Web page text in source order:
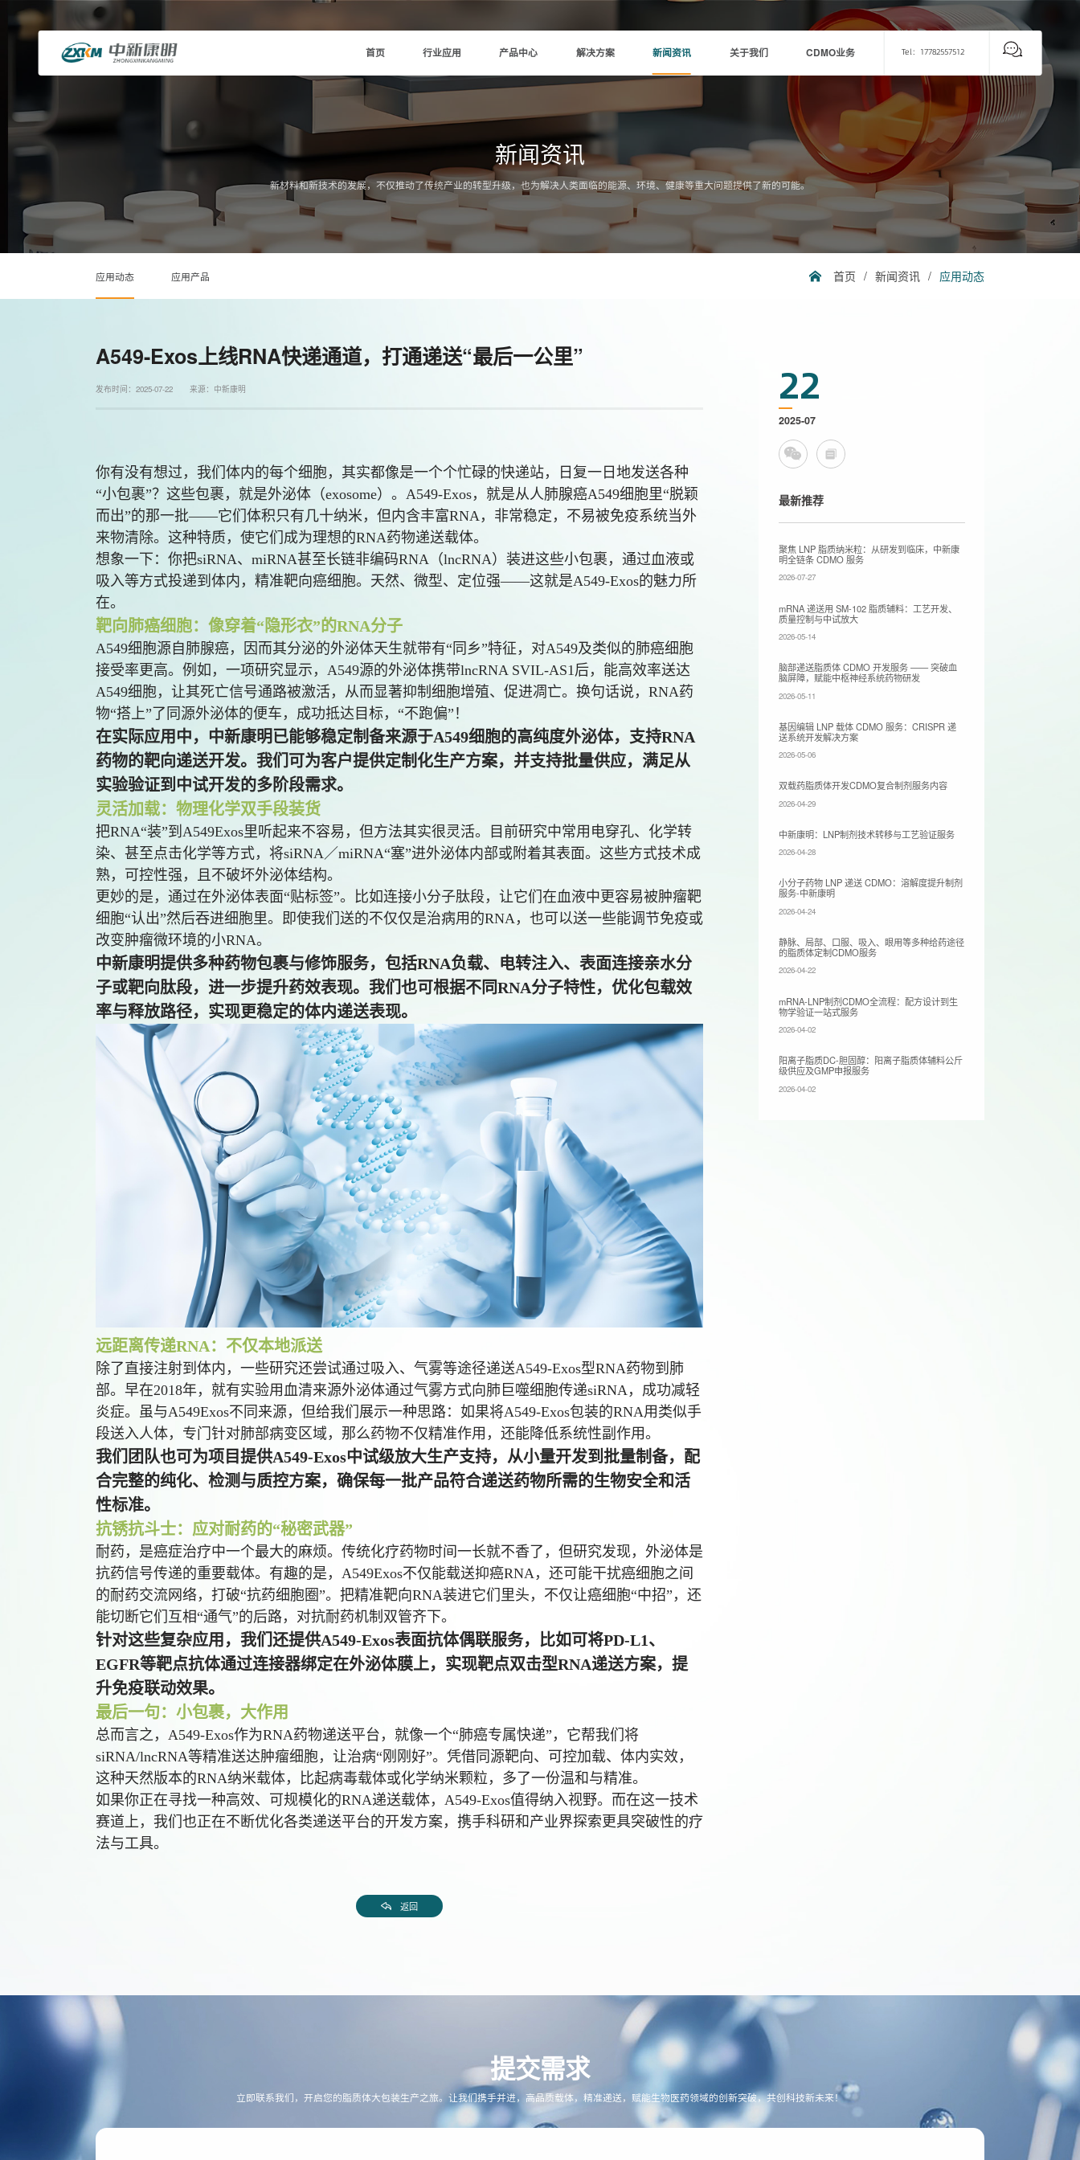
首页 行业应用 产品中心 解决方案 新闻资讯 关于我们 CDMO业务 Tel：17782557512
新闻资讯
新材料和新技术的发展，不仅推动了传统产业的转型升级，也为解决人类面临的能源、环境、健康等重大问题提供了新的可能。
应用动态 应用产品 首页 / 新闻资讯 / 应用动态
A549-Exos上线RNA快递通道，打通递送“最后一公里”
发布时间：2025-07-22 来源：中新康明
你有没有想过，我们体内的每个细胞，其实都像是一个个忙碌的快递站，日复一日地发送各种
“小包裹”？这些包裹，就是外泌体（exosome）。A549-Exos，就是从人肺腺癌A549细胞里“脱颖
而出”的那一批——它们体积只有几十纳米，但内含丰富RNA，非常稳定，不易被免疫系统当外
来物清除。这种特质，使它们成为理想的RNA药物递送载体。
想象一下：你把siRNA、miRNA甚至长链非编码RNA（lncRNA）装进这些小包裹，通过血液或
吸入等方式投递到体内，精准靶向癌细胞。天然、微型、定位强——这就是A549-Exos的魅力所
在。
靶向肺癌细胞：像穿着“隐形衣”的RNA分子
A549细胞源自肺腺癌，因而其分泌的外泌体天生就带有“同乡”特征，对A549及类似的肺癌细胞
接受率更高。例如，一项研究显示，A549源的外泌体携带lncRNA SVIL-AS1后，能高效率送达
A549细胞，让其死亡信号通路被激活，从而显著抑制细胞增殖、促进凋亡。换句话说，RNA药
物“搭上”了同源外泌体的便车，成功抵达目标，“不跑偏”！
在实际应用中， 中新康明已能够稳定制备来源于A549细胞的高纯度外泌体，支持RNA
药物的靶向递送开发。我们可为客户提供定制化生产方案，并支持批量供应，满足从
实验验证到中试开发的多阶段需求。
灵活加载：物理化学双手段装货
把RNA“装”到A549Exos里听起来不容易，但方法其实很灵活。目前研究中常用电穿孔、化学转
染、甚至点击化学等方式，将siRNA／miRNA“塞”进外泌体内部或附着其表面。这些方式技术成
熟，可控性强，且不破坏外泌体结构。
更妙的是，通过在外泌体表面“贴标签”。比如连接小分子肽段，让它们在血液中更容易被肿瘤靶
细胞“认出”然后吞进细胞里。即使我们送的不仅仅是治病用的RNA，也可以送一些能调节免疫或
改变肿瘤微环境的小RNA。
中新康明提供多种药物包裹与修饰服务，包括RNA负载、电转注入、表面连接亲水分
子或靶向肽段，进一步提升药效表现。我们也可根据不同RNA分子特性，优化包载效
率与释放路径，实现更稳定的体内递送表现。
远距离传递RNA：不仅本地派送
除了直接注射到体内，一些研究还尝试通过吸入、气雾等途径递送A549-Exos型RNA药物到肺
部。早在2018年，就有实验用血清来源外泌体通过气雾方式向肺巨噬细胞传递siRNA，成功减轻
炎症。虽与A549Exos不同来源，但给我们展示一种思路：如果将A549-Exos包装的RNA用类似手
段送入人体，专门针对肺部病变区域，那么药物不仅精准作用，还能降低系统性副作用。
我们团队也可为项目提供A549-Exos中试级放大生产支持，从小量开发到批量制备，配
合完整的纯化、检测与质控方案，确保每一批产品符合递送药物所需的生物安全和活
性标准。
抗锈抗斗士：应对耐药的“秘密武器”
耐药，是癌症治疗中一个最大的麻烦。传统化疗药物时间一长就不香了，但研究发现，外泌体是
抗药信号传递的重要载体。有趣的是，A549Exos不仅能载送抑癌RNA，还可能干扰癌细胞之间
的耐药交流网络，打破“抗药细胞圈”。把精准靶向RNA装进它们里头，不仅让癌细胞“中招”，还
能切断它们互相“通气”的后路，对抗耐药机制双管齐下。
针对这些复杂应用，我们还提供A549-Exos表面抗体偶联服务，比如可将PD-L1、
EGFR等靶点抗体通过连接器绑定在外泌体膜上，实现靶点双击型RNA递送方案，提
升免疫联动效果。
最后一句：小包裹，大作用
总而言之，A549-Exos作为RNA药物递送平台，就像一个“肺癌专属快递”，它帮我们将
siRNA/lncRNA等精准送达肿瘤细胞，让治病“刚刚好”。凭借同源靶向、可控加载、体内实效，
这种天然版本的RNA纳米载体，比起病毒载体或化学纳米颗粒，多了一份温和与精准。
如果你正在寻找一种高效、可规模化的RNA递送载体，A549-Exos值得纳入视野。而在这一技术
赛道上，我们也正在不断优化各类递送平台的开发方案，携手科研和产业界探索更具突破性的疗
法与工具。
返回
22
2025-07
最新推荐
聚焦 LNP 脂质纳米粒：从研发到临床，中新康
明全链条 CDMO 服务
2026-07-27
mRNA 递送用 SM-102 脂质辅料：工艺开发、
质量控制与中试放大
2026-05-14
脑部递送脂质体 CDMO 开发服务 —— 突破血
脑屏障，赋能中枢神经系统药物研发
2026-05-11
基因编辑 LNP 载体 CDMO 服务：CRISPR 递
送系统开发解决方案
2026-05-06
双载药脂质体开发CDMO复合制剂服务内容
2026-04-29
​中新康明：LNP制剂技术转移与工艺验证服务
2026-04-28
小分子药物 LNP 递送 CDMO：溶解度提升制剂
服务-中新康明
2026-04-24
静脉、局部、口服、吸入、眼用等多种给药途径
的脂质体定制CDMO服务
2026-04-22
mRNA-LNP制剂CDMO全流程：配方设计到生
物学验证一站式服务
2026-04-02
阳离子脂质DC-胆固醇：阳离子脂质体辅料公斤
级供应及GMP申报服务
2026-04-02
提交需求
立即联系我们，开启您的脂质体大包装生产之旅。让我们携手并进，高品质载体，精准递送，赋能生物医药领域的创新突破，共创科技新未来！